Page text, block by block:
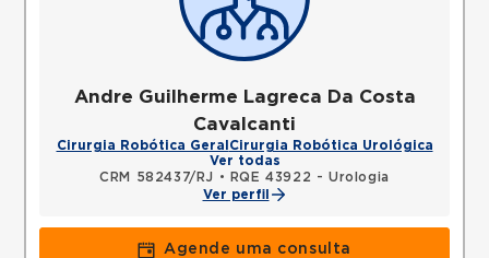
Andre Guilherme Lagreca Da Costa
Cavalcanti
Cirurgia Robótica Geral Cirurgia Robótica Urológica
Ver todas
CRM 582437/RJ •
RQE 43922 - Urologia
Ver perfil
Agende uma consulta